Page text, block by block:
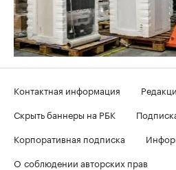
Контактная информация
Скрыть баннеры на РБК
Корпоративная подписка
О соблюдении авторских прав